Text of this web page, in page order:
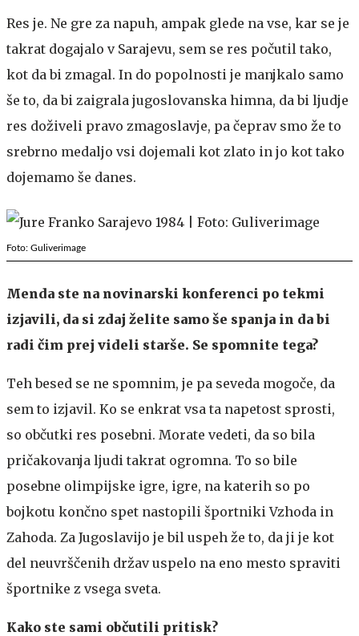
Res je. Ne gre za napuh, ampak glede na vse, kar se je
takrat dogajalo v Sarajevu, sem se res počutil tako,
kot da bi zmagal. In do popolnosti je manjkalo samo
še to, da bi zaigrala jugoslovanska himna, da bi ljudje
res doživeli pravo zmagoslavje, pa čeprav smo že to
srebrno medaljo vsi dojemali kot zlato in jo kot tako
dojemamo še danes.
Foto: Guliverimage
Menda ste na novinarski konferenci po tekmi
izjavili, da si zdaj želite samo še spanja in da bi
radi čim prej videli starše. Se spomnite tega?
Teh besed se ne spomnim, je pa seveda mogoče, da
sem to izjavil. Ko se enkrat vsa ta napetost sprosti,
so občutki res posebni. Morate vedeti, da so bila
pričakovanja ljudi takrat ogromna. To so bile
posebne olimpijske igre, igre, na katerih so po
bojkotu končno spet nastopili športniki Vzhoda in
Zahoda. Za Jugoslavijo je bil uspeh že to, da ji je kot
del neuvrščenih držav uspelo na eno mesto spraviti
športnike z vsega sveta.
Kako ste sami občutili pritisk?